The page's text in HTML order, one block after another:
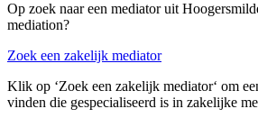
Op zoek naar een mediator uit
mediation?
Zoek een zakelijk mediator
Klik op ‘Zoek een zakelijk mediator‘ om
vinden die gespecialiseerd is in zakelijke